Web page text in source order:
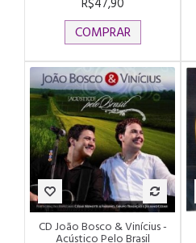
COMPRAR
CD João Bosco & Vinícius -
Acústico Pelo Brasil